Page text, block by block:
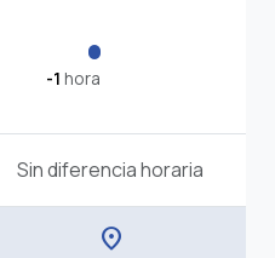
-1 hora
Sin diferencia horaria
location_on